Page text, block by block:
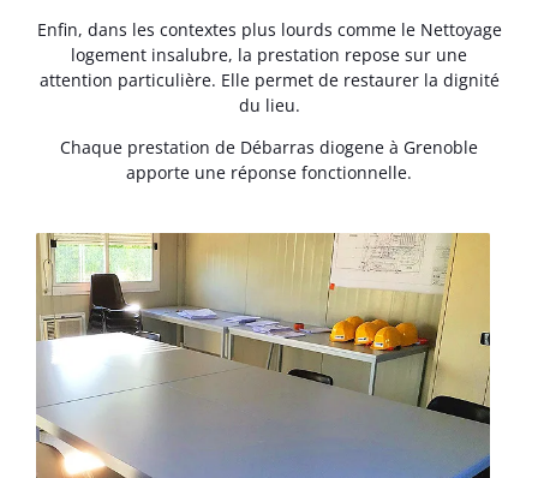
Enfin, dans les contextes plus lourds comme le Nettoyage
logement insalubre, la prestation repose sur une
attention particulière. Elle permet de restaurer la dignité
du lieu.
Chaque prestation de Débarras diogene à Grenoble
apporte une réponse fonctionnelle.